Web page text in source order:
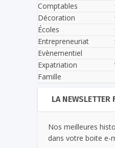
Comptables
Décoration
Écoles
Entrepreneuriat
Evènementiel
Expatriation
Famille
LA NEWSLETTER
Nos meilleures
dans votre boite e-